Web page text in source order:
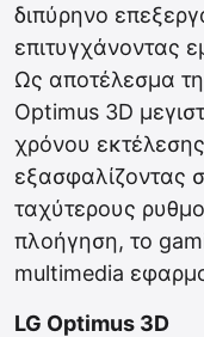
διπύρηνο
επιτυγχάνοντας
Ως αποτέλεσμα
Optimus 3D
χρόνου
εξασφαλίζοντας
ταχύτερους
πλοήγηση, το
multimedia
LG Optimus 3D